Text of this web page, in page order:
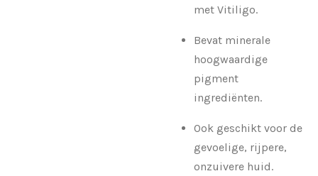
met Vitiligo.
Bevat minerale
hoogwaardige
pigment
ingrediënten.
Ook geschikt voor de
gevoelige, rijpere,
onzuivere huid.